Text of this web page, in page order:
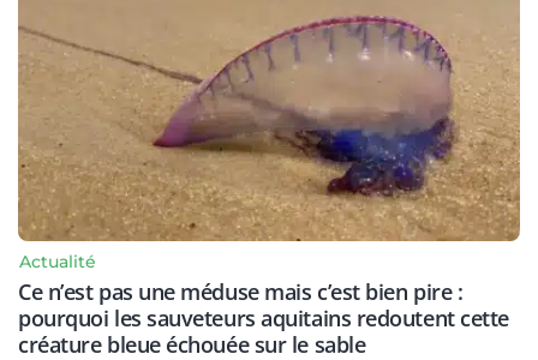
Actualité
Ce n’est pas une méduse mais c’est bien pire :
pourquoi les sauveteurs aquitains redoutent cette
créature bleue échouée sur le sable